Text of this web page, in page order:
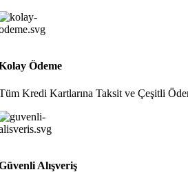
Ödeme
Kredi Kartlarına Taksit ve Çeşitli
Alışveriş